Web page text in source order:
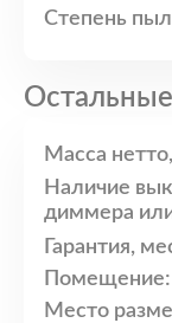
Степень
Масса
Наличие
диммера
Гарантия,
Помещение:
Место